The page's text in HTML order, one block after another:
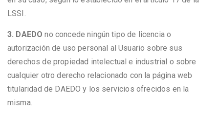
LSSI.
3. DAEDOno concede ningún tipo de licencia o
autorización de uso personal al Usuario sobre sus
derechos de propiedad intelectual e industrial o sobre
cualquier otro derecho relacionado con la página web
titularidad de DAEDO y los servicios ofrecidos en la
misma.